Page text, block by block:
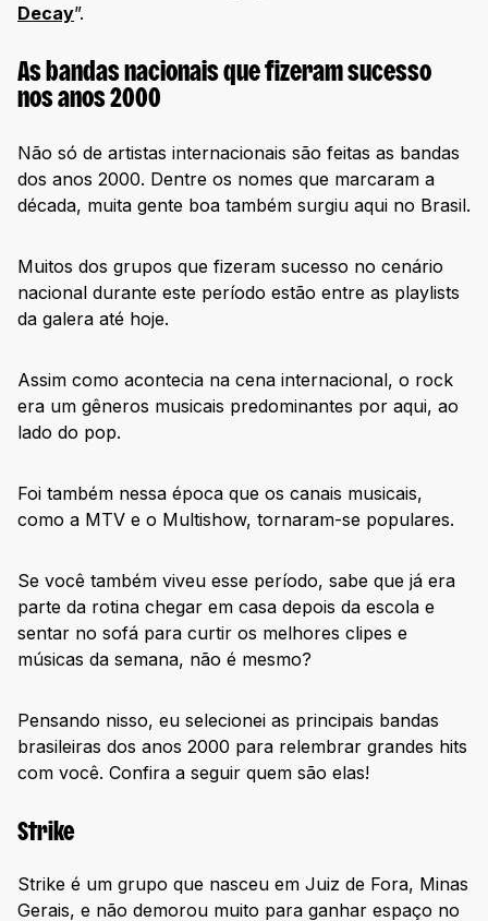
Decay”.
As bandas nacionais que fizeram sucesso
nos anos 2000
Não só de artistas internacionais são feitas as bandas
dos anos 2000. Dentre os nomes que marcaram a
década, muita gente boa também surgiu aqui no Brasil.
Muitos dos grupos que fizeram sucesso no cenário
nacional durante este período estão entre as playlists
da galera até hoje.
Assim como acontecia na cena internacional, o rock
era um gêneros musicais predominantes por aqui, ao
lado do pop.
Foi também nessa época que os canais musicais,
como a MTV e o Multishow, tornaram-se populares.
Se você também viveu esse período, sabe que já era
parte da rotina chegar em casa depois da escola e
sentar no sofá para curtir os melhores clipes e
músicas da semana, não é mesmo?
Pensando nisso, eu selecionei as principais bandas
brasileiras dos anos 2000 para relembrar grandes hits
com você. Confira a seguir quem são elas!
Strike
Strike é um grupo que nasceu em Juiz de Fora, Minas
Gerais, e não demorou muito para ganhar espaço no